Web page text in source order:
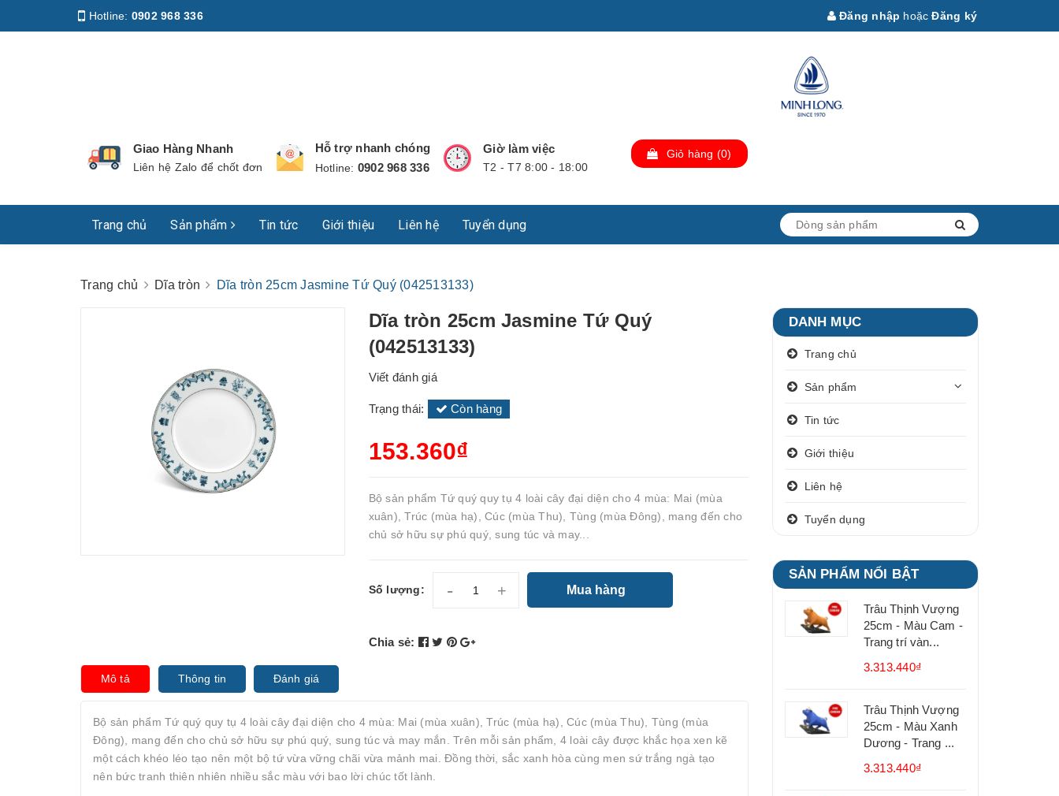
Hotline: 0902 968 336 Đăng nhập hoặc Đăng ký
Giao Hàng Nhanh
Liên hệ Zalo để chốt đơn
Hỗ trợ nhanh chóng
Hotline: 0902 968 336
Giờ làm việc
T2 - T7 8:00 - 18:00
Giỏ hàng (0)
Trang chủ Sản phẩm Tin tức Giới thiệu Liên hệ Tuyển dụng
Trang chủ Dĩa tròn Dĩa tròn 25cm Jasmine Tứ Quý (042513133)
Dĩa tròn 25cm Jasmine Tứ Quý
(042513133)
Viết đánh giá
Trạng thái: Còn hàng
153.360₫
Bộ sản phẩm Tứ quý quy tụ 4 loài cây đại diện cho 4 mùa: Mai (mùa
xuân), Trúc (mùa hạ), Cúc (mùa Thu), Tùng (mùa Đông), mang đến cho
chủ sở hữu sự phú quý, sung túc và may...
Số lượng: - + Mua hàng
Chia sẻ:
Mô tả Thông tin Đánh giá
Bộ sản phẩm Tứ quý quy tụ 4 loài cây đại diện cho 4 mùa: Mai (mùa xuân), Trúc (mùa hạ), Cúc (mùa Thu), Tùng (mùa
Đông), mang đến cho chủ sở hữu sự phú quý, sung túc và may mắn. Trên mỗi sản phẩm, 4 loài cây được khắc họa xen kẽ
một cách khéo léo tạo nên một bộ tứ vừa vững chãi vừa mảnh mai. Đồng thời, sắc xanh hòa cùng men sứ trắng ngà tạo
nên bức tranh thiên nhiên nhiều sắc màu với bao lời chúc tốt lành.
DANH MỤC
Trang chủ
Sản phẩm
Tin tức
Giới thiệu
Liên hệ
Tuyển dụng
SẢN PHẨM NỔI BẬT
Trâu Thịnh Vượng
25cm - Màu Cam -
Trang trí vàn...
3.313.440₫
Trâu Thịnh Vượng
25cm - Màu Xanh
Dương - Trang ...
3.313.440₫